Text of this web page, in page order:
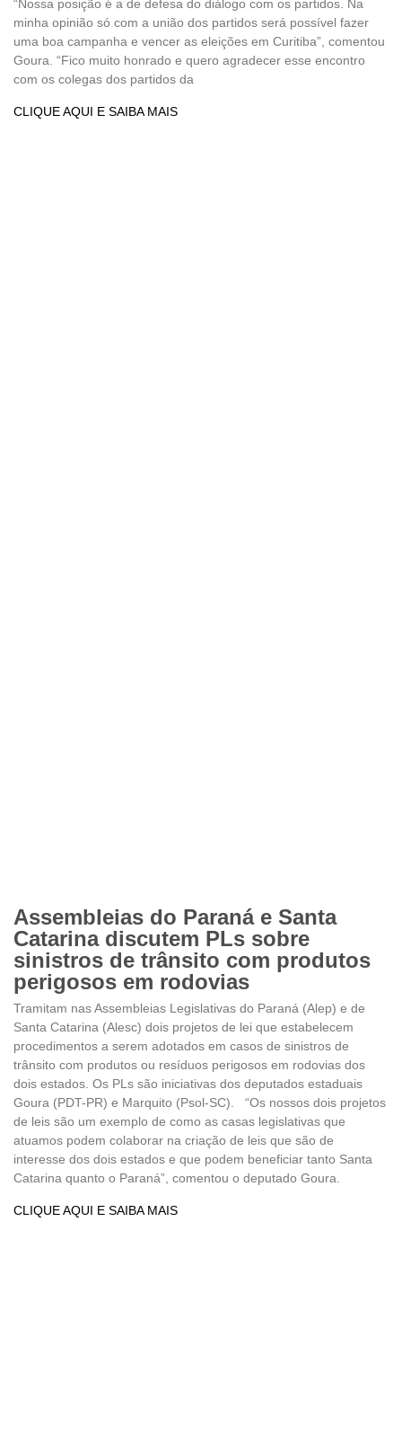
“Nossa posição é a de defesa do diálogo com os partidos. Na
minha opinião só com a união dos partidos será possível fazer
uma boa campanha e vencer as eleições em Curitiba”, comentou
Goura. “Fico muito honrado e quero agradecer esse encontro
com os colegas dos partidos da
CLIQUE AQUI E SAIBA MAIS
Assembleias do Paraná e Santa
Catarina discutem PLs sobre
sinistros de trânsito com produtos
perigosos em rodovias
Tramitam nas Assembleias Legislativas do Paraná (Alep) e de
Santa Catarina (Alesc) dois projetos de lei que estabelecem
procedimentos a serem adotados em casos de sinistros de
trânsito com produtos ou resíduos perigosos em rodovias dos
dois estados. Os PLs são iniciativas dos deputados estaduais
Goura (PDT-PR) e Marquito (Psol-SC). “Os nossos dois projetos
de leis são um exemplo de como as casas legislativas que
atuamos podem colaborar na criação de leis que são de
interesse dos dois estados e que podem beneficiar tanto Santa
Catarina quanto o Paraná”, comentou o deputado Goura.
CLIQUE AQUI E SAIBA MAIS